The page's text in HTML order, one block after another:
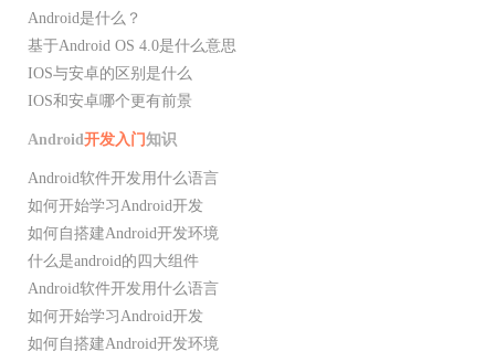
Android是什么？
基于Android OS 4.0是什么意思
IOS与安卓的区别是什么
IOS和安卓哪个更有前景
Android开发入门知识
Android软件开发用什么语言
如何开始学习Android开发
如何自搭建Android开发环境
什么是android的四大组件
Android软件开发用什么语言
如何开始学习Android开发
如何自搭建Android开发环境